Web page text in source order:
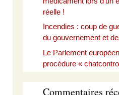
réelle !
Incendies : coup de
du gouvernement et
Le Parlement
procédure «
Commentaires